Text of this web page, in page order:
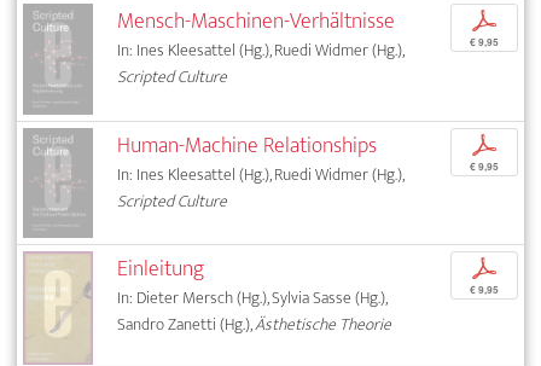
Mensch-Maschinen-Verhältnisse
In: Ines Kleesattel (Hg.), Ruedi Widmer (Hg.),
Scripted Culture
p
€ 9,95
Human-Machine Relationships
In: Ines Kleesattel (Hg.), Ruedi Widmer (Hg.),
Scripted Culture
p
€ 9,95
Einleitung
In: Dieter Mersch (Hg.), Sylvia Sasse (Hg.),
Sandro Zanetti (Hg.),Ästhetische Theorie
p
€ 9,95